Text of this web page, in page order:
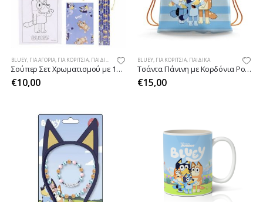
BLUEY, ΓΙΑ ΑΓΌΡΙΑ, ΓΙΑ ΚΟΡΊΤΣΙΑ, ΠΑΙΔΙΚΆ
Σούπερ Σετ Χρωματισμού με 16 Είδη Γραφής BLUEY
€10,00
BLUEY, ΓΙΑ ΚΟΡΊΤΣΙΑ, ΠΑΙΔΙΚΆ
Τσάντα Πάνινη με Κορδόνια Pocket BLUEY
€15,00